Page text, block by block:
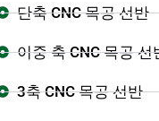
단축 CNC 목공 선반
이중 축 CNC 목공 선
3축 CNC 목공 선반